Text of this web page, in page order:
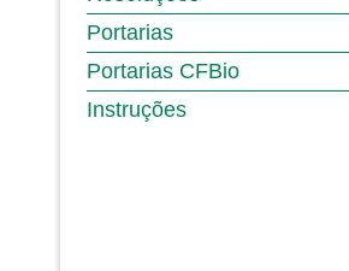
Portarias
Portarias CFBio
Instruções